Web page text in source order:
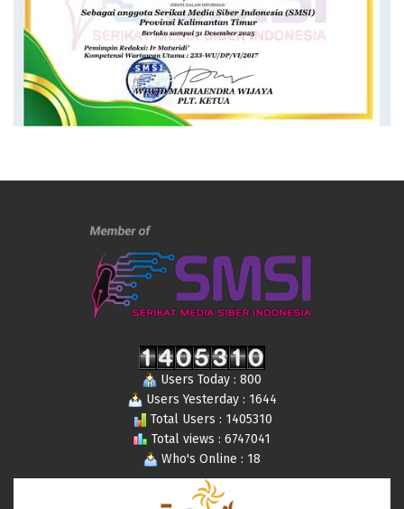
Users Today : 800
Users Yesterday : 1644
Total Users : 1405310
Total views : 6747041
Who's Online : 18